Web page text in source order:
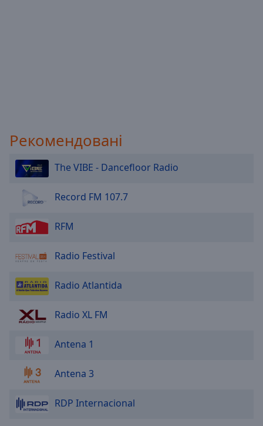
Рекомендовані
The VIBE - Dancefloor Radio
Record FM 107.7
RFM
Radio Festival
Radio Atlantida
Radio XL FM
Antena 1
Antena 3
RDP Internacional